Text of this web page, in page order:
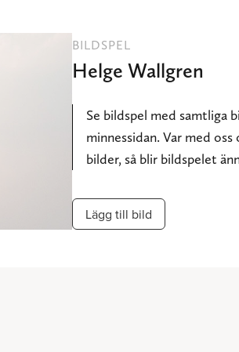
BILDSPEL
Helge Wallgren
Se bildspel med samtliga
minnessidan. Var med
bilder, så blir bildspelet
Lägg till bild